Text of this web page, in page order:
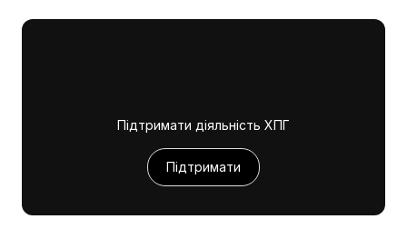
Підтримати діяльність ХПГ
Підтримати